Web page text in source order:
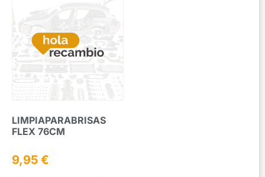
LIMPIAPARABRISAS
FLEX 76CM
9,95 €